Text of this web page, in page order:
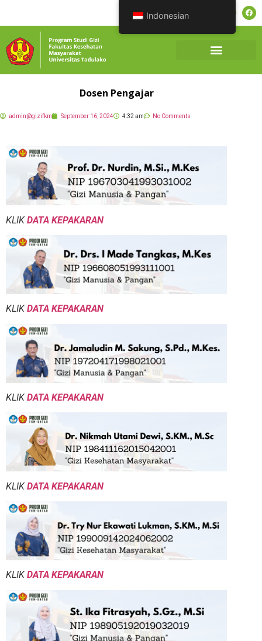
Dosen Pengajar
admin@gizifkm September 16, 2024 4:32 am No Comments
KLIKDATA KEPAKARAN
KLIKDATA KEPAKARAN
KLIKDATA KEPAKARAN
KLIKDATA KEPAKARAN
KLIKDATA KEPAKARAN
Indonesian